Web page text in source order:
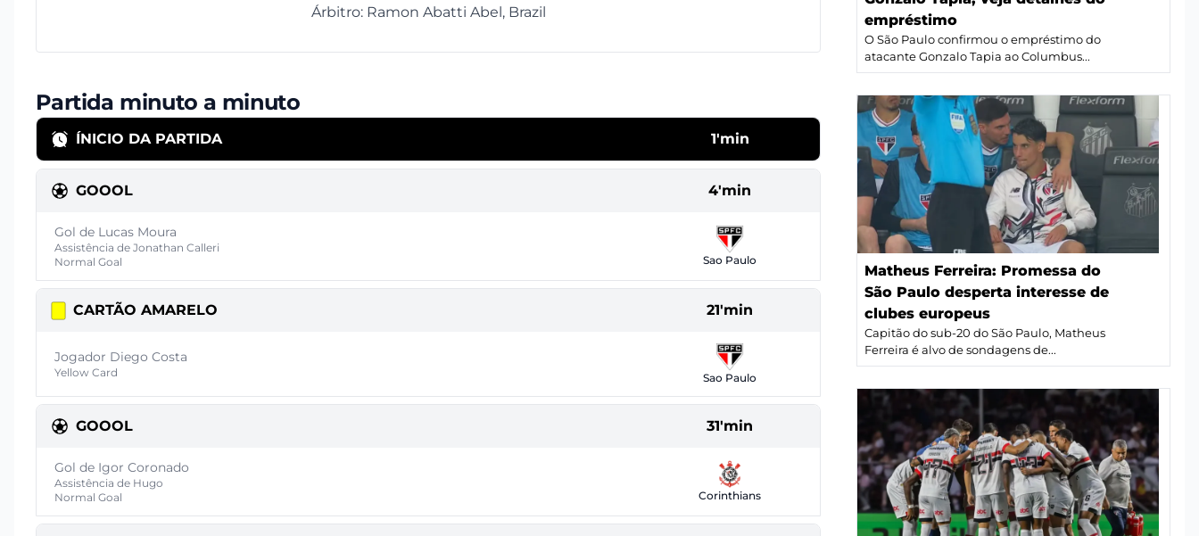
Árbitro: Ramon Abatti Abel, Brazil
Partida minuto a minuto
ÍNICIO DA PARTIDA 1'min
GOOOL 4'min
Gol de Lucas Moura
Assistência de Jonathan Calleri
Normal Goal
Sao Paulo
CARTÃO AMARELO 21'min
Jogador Diego Costa
Yellow Card Sao Paulo
GOOOL 31'min
Gol de Igor Coronado
Assistência de Hugo
Normal Goal
Corinthians
empréstimo
O São Paulo confirmou o empréstimo do
atacante Gonzalo Tapia ao Columbus...
Matheus Ferreira: Promessa do
São Paulo desperta interesse de
clubes europeus
Capitão do sub-20 do São Paulo, Matheus
Ferreira é alvo de sondagens de...